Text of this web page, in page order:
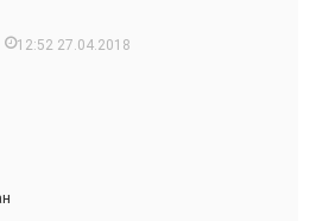
продублирована.
не отвечают на письма, не
не отвечают на запросы,
12:52 27.04.2018